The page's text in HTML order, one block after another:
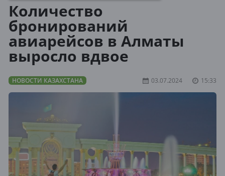
Количество
бронирований
авиарейсов в Алматы
выросло вдвое
НОВОСТИ КАЗАХСТАНА 03.07.2024 15:33